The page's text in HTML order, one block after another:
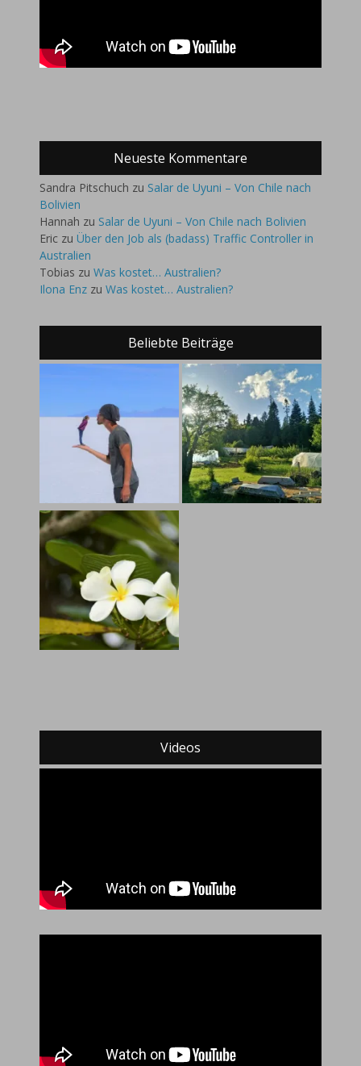
Neueste Kommentare
Sandra Pitschuch zu Salar de Uyuni – Von Chile nach
Bolivien
Hannah zu Salar de Uyuni – Von Chile nach Bolivien
Eric zu Über den Job als (badass) Traffic Controller in
Australien
Tobias zu Was kostet… Australien?
Ilona Enz zu Was kostet… Australien?
Beliebte Beiträge
Videos